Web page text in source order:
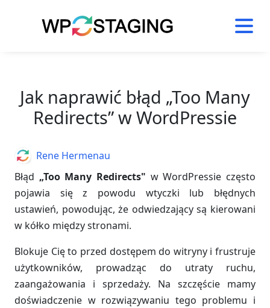
Jak naprawić błąd „Too Many
Redirects” w WordPressie
Błąd „Too Many Redirects" w WordPressie często
pojawia się z powodu wtyczki lub błędnych
ustawień, powodując, że odwiedzający są kierowani
w kółko między stronami.
Blokuje Cię to przed dostępem do witryny i frustruje
użytkowników, prowadząc do utraty ruchu,
zaangażowania i sprzedaży. Na szczęście mamy
doświadczenie w rozwiązywaniu tego problemu i
AuthorRene Hermenau